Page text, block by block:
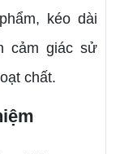
kéo dài
cảm giác sử
chất.